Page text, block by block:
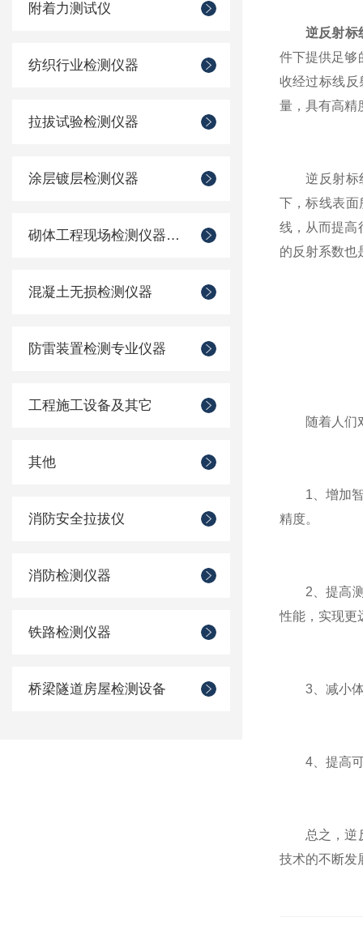
附着力测试仪
纺织行业检测仪器
拉拔试验检测仪器
涂层镀层检测仪器
砌体工程现场检测仪器仪表
混凝土无损检测仪器
防雷装置检测专业仪器
工程施工设备及其它
其他
消防安全拉拔仪
消防检测仪器
铁路检测仪器
桥梁隧道房屋检测设备
逆反射标
件下提供足够
收经过标线
量，具有高精
逆反射标线
下，标线表
线，从而提高
的反射系数也
随着人们对
1、增加智
精度。
2、提高测
性能，实现更
3、减小体
4、提高可
总之，逆反
技术的不断发